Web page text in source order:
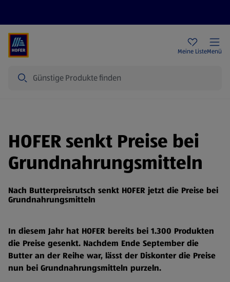
Meine ListeMenü
HOFER senkt Preise bei
Grundnahrungsmitteln
Nach Butterpreisrutsch senkt HOFER jetzt die Preise bei
Grundnahrungsmitteln
In diesem Jahr hat HOFER bereits bei 1.300 Produkten
die Preise gesenkt. Nachdem Ende September die
Butter an der Reihe war, lässt der Diskonter die Preise
nun bei Grundnahrungsmitteln purzeln.